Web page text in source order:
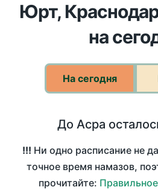
Юрт,
на
На сегодня
До Асра
!!! Ни одно расписание не
точное время намазов,
прочитайте: